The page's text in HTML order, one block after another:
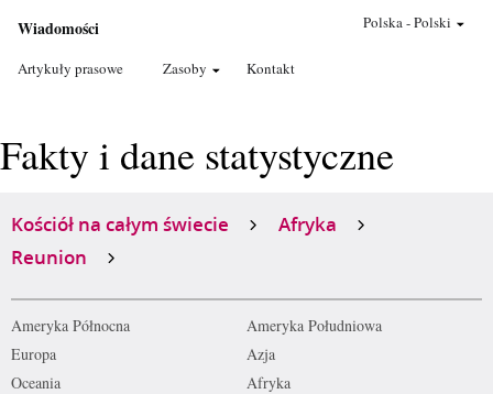
Wiadomości
Artykuły prasowe Zasoby Kontakt
Polska-Polski
Fakty i dane statystyczne
Kościół na całym świecie
Afryka
Reunion
Ameryka Północna
Ameryka Południowa
Europa
Azja
Oceania
Afryka